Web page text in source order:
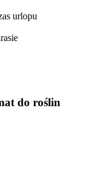
urlopu
do roślin